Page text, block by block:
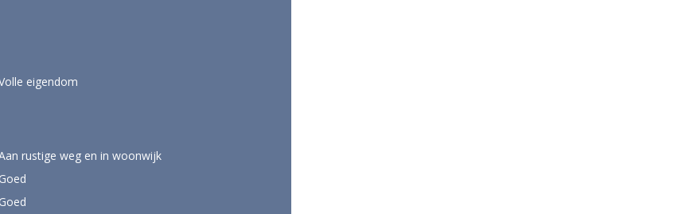
eigendom
rustige weg en in woonwijk
Goed
Goed